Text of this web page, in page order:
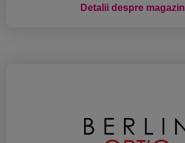
Detalii despre magazin